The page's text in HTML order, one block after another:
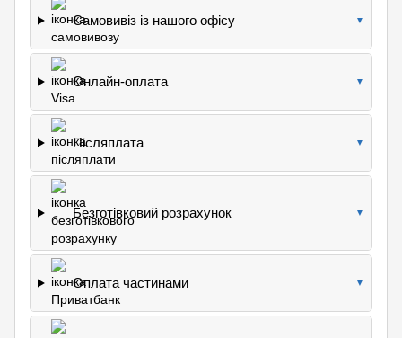
Самовивіз із нашого офісу ▼
Онлайн-оплата ▼
Післяплата ▼
Безготівковий розрахунок ▼
Оплата частинами ▼